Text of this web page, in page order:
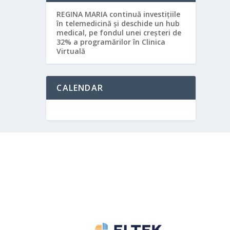
REGINA MARIA continuă investițiile
în telemedicină și deschide un hub
medical, pe fondul unei creșteri de
32% a programărilor în Clinica
Virtuală
CALENDAR